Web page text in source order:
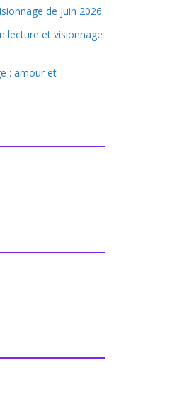
de juin 2026
lecture et visionnage
: amour et